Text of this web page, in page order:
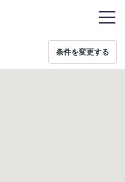
条件を変更する